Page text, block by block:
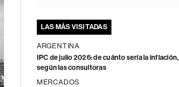
LAS MÁS VISITADAS
ARGENTINA
IPC de julio 2026: de cuánto sería la inflación,
según las consultoras
MERCADOS